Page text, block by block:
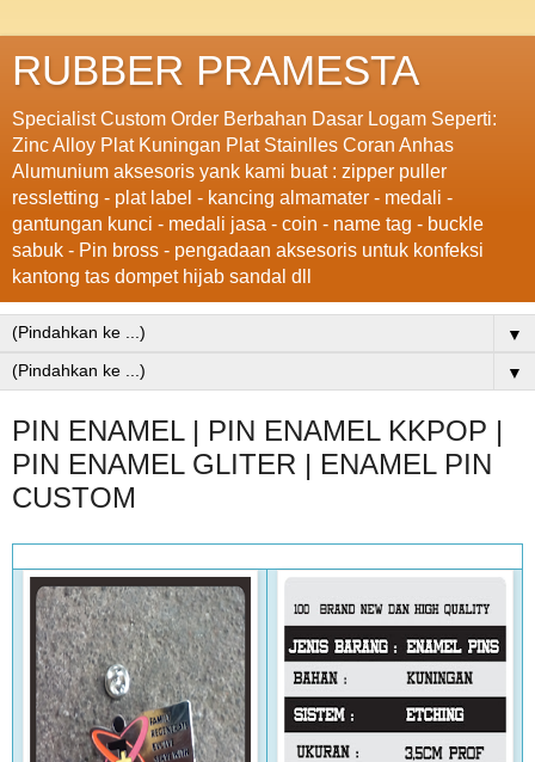
RUBBER PRAMESTA
Specialist Custom Order Berbahan Dasar Logam Seperti:
Zinc Alloy Plat Kuningan Plat Stainlles Coran Anhas
Alumunium aksesoris yank kami buat : zipper puller
ressletting - plat label - kancing almamater - medali -
gantungan kunci - medali jasa - coin - name tag - buckle
sabuk - Pin bross - pengadaan aksesoris untuk konfeksi
kantong tas dompet hijab sandal dll
▼
▼
PIN ENAMEL | PIN ENAMEL KKPOP |
PIN ENAMEL GLITER | ENAMEL PIN
CUSTOM